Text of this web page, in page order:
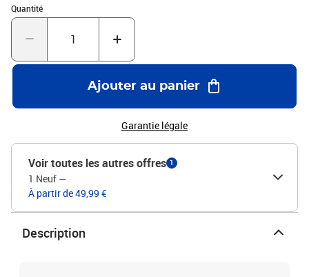
enduit de poudreDimensions : 170 x 0-300 cm (H x l)Tissu : 100 %
polyesterRésistance aux UV et à l'eau
Quantité
Quantité : 1
Ajouter au panier
Garantie légale
Voir toutes les autres offres 1
1 Neuf —
À partir de 49,99 €
Description